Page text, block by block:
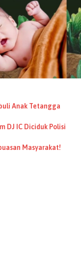
Anak Tetangga
DJ IC Diciduk Polisi
Masyarakat!